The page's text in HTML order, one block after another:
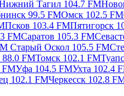
Тагил 104.7 FM
99.5 FMОмск 102.5 FM
Псков 103.4 FMПятигорск
FMСаратов 105.3 FM
Старый Оскол 105.5 FM
88.0 FMТомск 102.1 FM
FMУфа 104.5 FMУхта 102.4
102.1 FMЧеркесск 102.8